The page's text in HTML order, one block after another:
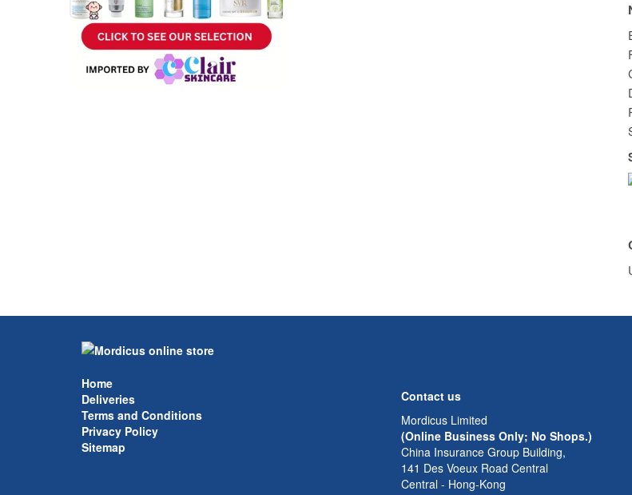
Home
Deliveries
Terms and Conditions
Privacy Policy
Sitemap
Contact us
Mordicus Limited
(Online Business Only; No Shops.)
China Insurance Group Building,
141 Des Voeux Road Central
Central - Hong-Kong